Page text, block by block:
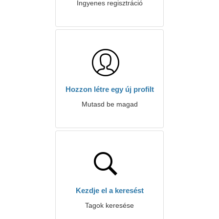
Ingyenes regisztráció
Hozzon létre egy új profilt
Mutasd be magad
Kezdje el a keresést
Tagok keresése